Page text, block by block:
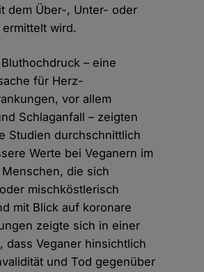
dem Über-, Unter- oder
wird.
– eine
für Herz-
vor allem
Schlaganfall – zeigten
Studien durchschnittlich
Werte bei Veganern im
die sich
mischköstlerisch
mit Blick auf koronare
zeigte sich in einer
dass Veganer hinsichtlich
und Tod gegenüber